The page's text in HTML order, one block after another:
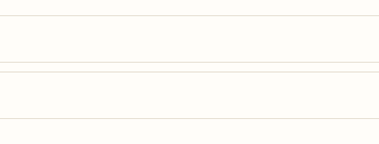
× 10⁴ amerikansk gill (torr).